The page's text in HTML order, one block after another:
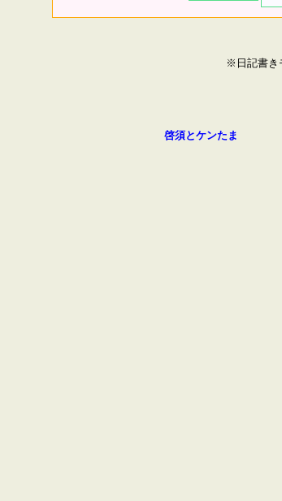
※日記書き
啓須とケンたま